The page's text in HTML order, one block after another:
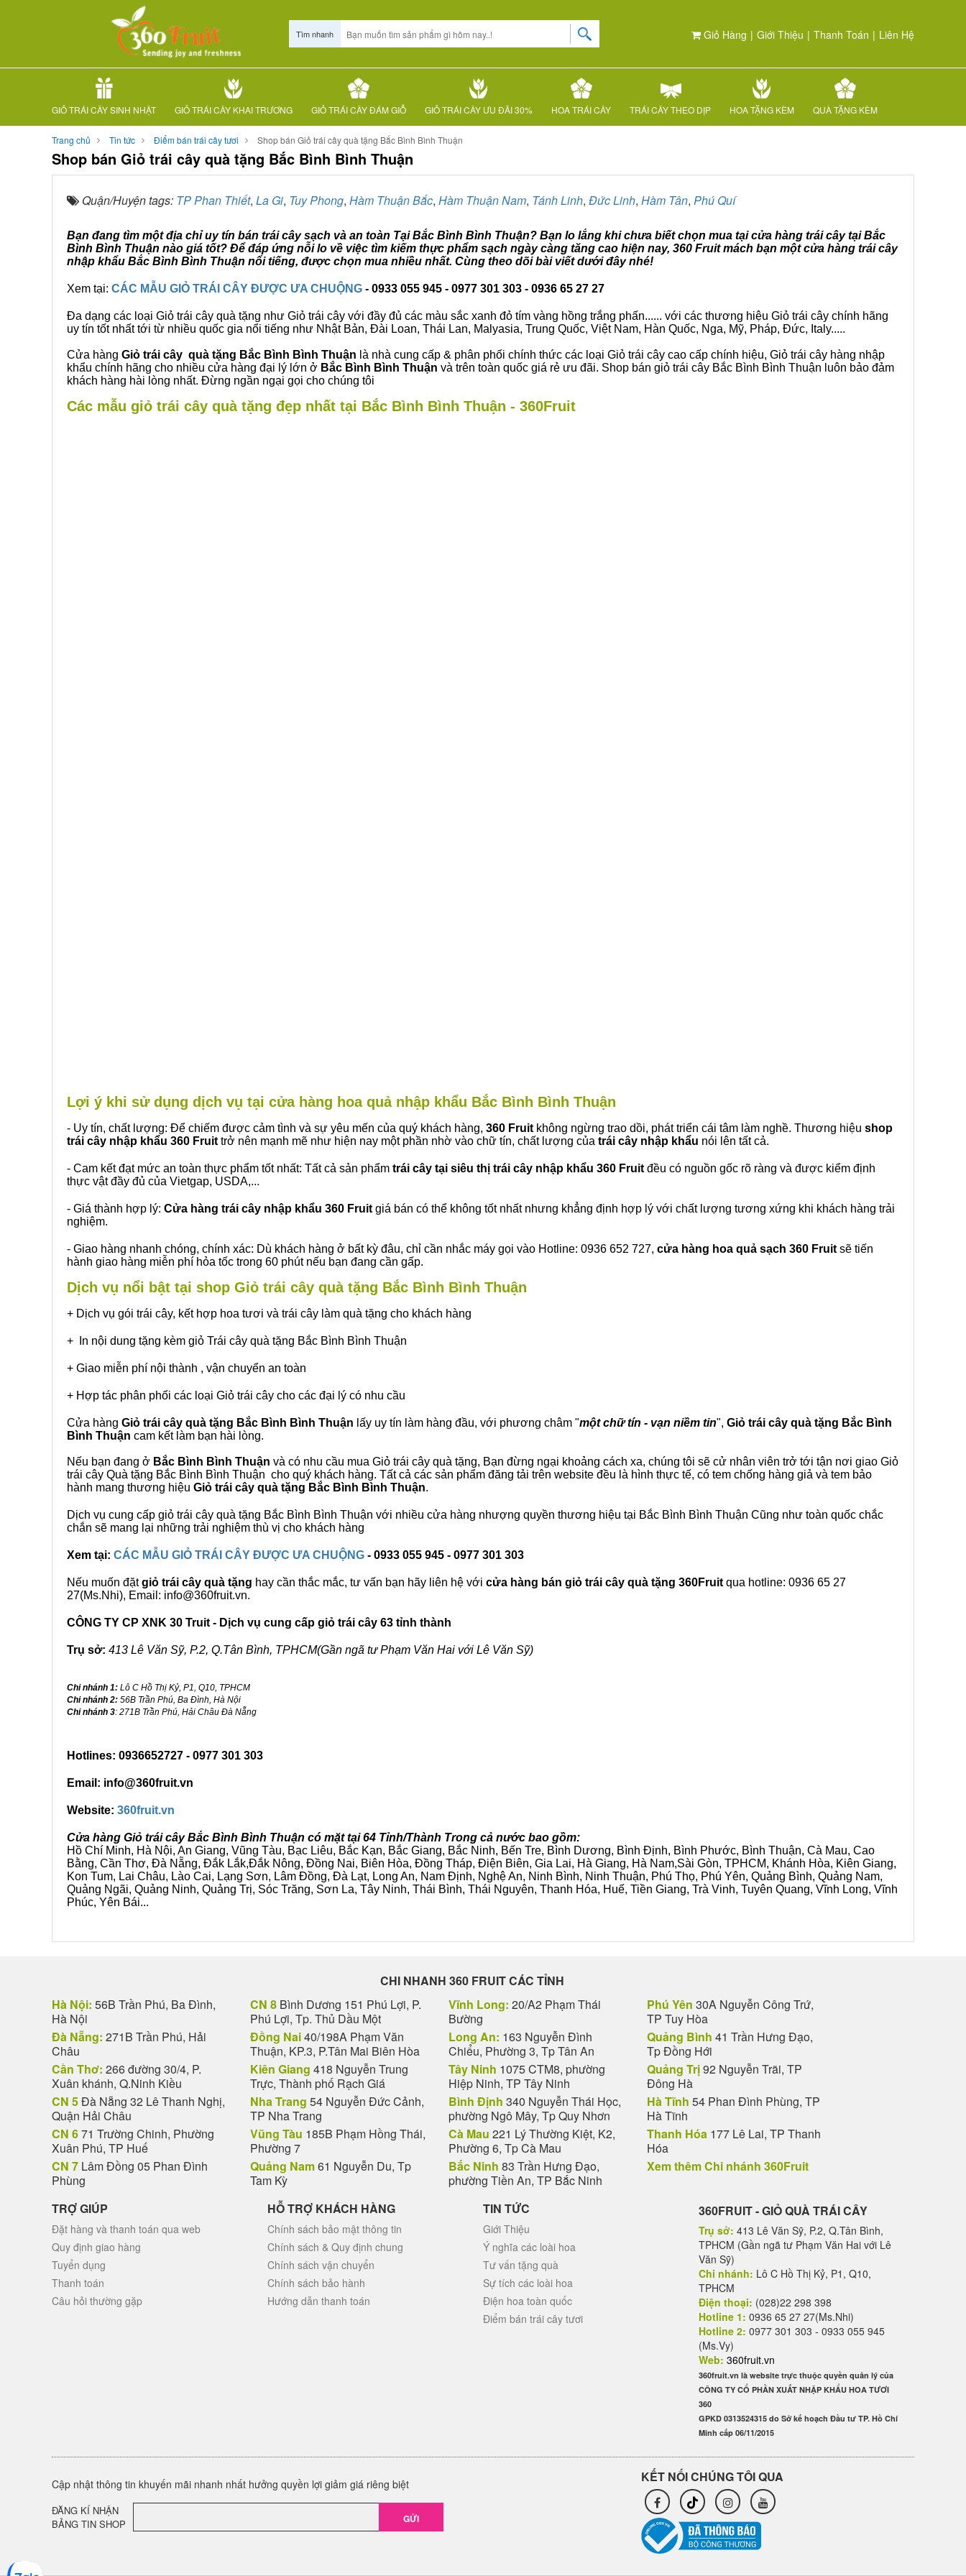
Giỏ Hàng | Giới Thiệu | Thanh Toán | Liên Hệ
Tìm nhanh
GIỎ TRÁI CÂY SINH NHẬT GIỎ TRÁI CÂY KHAI TRƯƠNG GIỎ TRÁI CÂY ĐÁM GIỖ GIỎ TRÁI CÂY ƯU ĐÃI 30% HOA TRÁI CÂY TRÁI CÂY THEO DỊP HOA TẶNG KÈM QUÀ TẶNG KÈM
Trang chủ Tin tức Điểm bán trái cây tươi Shop bán Giỏ trái cây quà tặng Bắc Bình Bình Thuận
Shop bán Giỏ trái cây quà tặng Bắc Bình Bình Thuận
Quận/Huyện tags: TP Phan Thiết, La Gi, Tuy Phong, Hàm Thuận Bắc, Hàm Thuận Nam, Tánh Linh, Đức Linh, Hàm Tân, Phú Quí
Bạn đang tìm một địa chỉ uy tín bán trái cây sạch và an toàn Tại Bắc Bình Bình Thuận? Bạn lo lắng khi chưa biết chọn mua tại cửa hàng trái cây tại Bắc
Bình Bình Thuận nào giá tốt? Để đáp ứng nỗi lo về việc tìm kiếm thực phẩm sạch ngày càng tăng cao hiện nay, 360 Fruit mách bạn một cửa hàng trái cây
nhập khẩu Bắc Bình Bình Thuận nổi tiếng, được chọn mua nhiều nhất. Cùng theo dõi bài viết dưới đây nhé!
Xem tại: CÁC MẪU GIỎ TRÁI CÂY ĐƯỢC ƯA CHUỘNG - 0933 055 945 - 0977 301 303 - 0936 65 27 27
Đa dạng các loại Giỏ trái cây quà tặng như Giỏ trái cây với đầy đủ các màu sắc xanh đỏ tím vàng hồng trắng phấn...... với các thương hiệu Giỏ trái cây chính hãng
uy tín tốt nhất tới từ nhiều quốc gia nổi tiếng như Nhật Bản, Đài Loan, Thái Lan, Malyasia, Trung Quốc, Việt Nam, Hàn Quốc, Nga, Mỹ, Pháp, Đức, Italy.....
Cửa hàng Giỏ trái cây quà tặng Bắc Bình Bình Thuận là nhà cung cấp & phân phối chính thức các loại Giỏ trái cây cao cấp chính hiệu, Giỏ trái cây hàng nhập
khẩu chính hãng cho nhiều cửa hàng đại lý lớn ở Bắc Bình Bình Thuận và trên toàn quốc giá rẻ ưu đãi. Shop bán giỏ trái cây Bắc Bình Bình Thuận luôn bảo đảm
khách hàng hài lòng nhất. Đừng ngần ngại gọi cho chúng tôi
Các mẫu giỏ trái cây quà tặng đẹp nhất tại Bắc Bình Bình Thuận - 360Fruit
Lợi ý khi sử dụng dịch vụ tại cửa hàng hoa quả nhập khẩu Bắc Bình Bình Thuận
- Uy tín, chất lượng: Để chiếm được cảm tình và sự yêu mến của quý khách hàng, 360 Fruit không ngừng trao dồi, phát triển cái tâm làm nghề. Thương hiệu shop
trái cây nhập khẩu 360 Fruit trở nên mạnh mẽ như hiện nay một phần nhờ vào chữ tín, chất lượng của trái cây nhập khẩu nói lên tất cả.
- Cam kết đạt mức an toàn thực phẩm tốt nhất: Tất cả sản phẩm trái cây tại siêu thị trái cây nhập khẩu 360 Fruit đều có nguồn gốc rõ ràng và được kiểm định
thực vật đầy đủ của Vietgap, USDA,...
- Giá thành hợp lý: Cửa hàng trái cây nhập khẩu 360 Fruit giá bán có thể không tốt nhất nhưng khẳng định hợp lý với chất lượng tương xứng khi khách hàng trải
nghiệm.
- Giao hàng nhanh chóng, chính xác: Dù khách hàng ở bất kỳ đâu, chỉ cần nhắc máy gọi vào Hotline: 0936 652 727, cửa hàng hoa quả sạch 360 Fruit sẽ tiến
hành giao hàng miễn phí hỏa tốc trong 60 phút nếu bạn đang cần gấp.
Dịch vụ nổi bật tại shop Giỏ trái cây quà tặng Bắc Bình Bình Thuận
+ Dịch vụ gói trái cây, kết hợp hoa tươi và trái cây làm quà tặng cho khách hàng
+ In nội dung tặng kèm giỏ Trái cây quà tặng Bắc Bình Bình Thuận
+ Giao miễn phí nội thành , vận chuyển an toàn
+ Hợp tác phân phối các loại Giỏ trái cây cho các đại lý có nhu cầu
Cửa hàng Giỏ trái cây quà tặng Bắc Bình Bình Thuận lấy uy tín làm hàng đầu, với phương châm "một chữ tín - vạn niềm tin", Giỏ trái cây quà tặng Bắc Bình
Bình Thuận cam kết làm bạn hài lòng.
Nếu bạn đang ở Bắc Bình Bình Thuận và có nhu cầu mua Giỏ trái cây quà tặng, Bạn đừng ngại khoảng cách xa, chúng tôi sẽ cử nhân viên trở tới tận nơi giao Giỏ
trái cây Quà tặng Bắc Bình Bình Thuận cho quý khách hàng. Tất cả các sản phẩm đăng tải trên website đều là hình thực tế, có tem chống hàng giả và tem bảo
hành mang thương hiệu Giỏ trái cây quà tặng Bắc Bình Bình Thuận.
Dịch vụ cung cấp giỏ trái cây quà tặng Bắc Bình Bình Thuận với nhiều cửa hàng nhượng quyền thương hiệu tại Bắc Bình Bình Thuận Cũng như toàn quốc chắc
chắn sẽ mang lại những trải nghiệm thù vị cho khách hàng
Xem tại: CÁC MẪU GIỎ TRÁI CÂY ĐƯỢC ƯA CHUỘNG - 0933 055 945 - 0977 301 303
Nếu muốn đặtgiỏ trái cây quà tặng hay cần thắc mắc, tư vấn bạn hãy liên hệ với cửa hàng bán giỏ trái cây quà tặng 360Fruit qua hotline: 0936 65 27
27(Ms.Nhi), Email: info@360fruit.vn.
CÔNG TY CP XNK 30 Truit - Dịch vụ cung cấp giỏ trái cây 63 tỉnh thành
Trụ sở: 413 Lê Văn Sỹ, P.2, Q.Tân Bình, TPHCM(Gần ngã tư Phạm Văn Hai với Lê Văn Sỹ)
Chi nhánh 1: Lô C Hồ Thị Kỷ, P1, Q10, TPHCM
Chi nhánh 2: 56B Trần Phú, Ba Đình, Hà Nội
Chi nhánh 3: 271B Trần Phú, Hải Châu Đà Nẵng
Hotlines: 0936652727 - 0977 301 303
Email: info@360fruit.vn
Website: 360fruit.vn
Cửa hàng Giỏ trái cây Bắc Bình Bình Thuận có mặt tại 64 Tỉnh/Thành Trong cả nước bao gồm:
Hồ Chí Minh, Hà Nội, An Giang, Vũng Tàu, Bạc Liêu, Bắc Kạn, Bắc Giang, Bắc Ninh, Bến Tre, Bình Dương, Bình Định, Bình Phước, Bình Thuận, Cà Mau, Cao
Bằng, Cần Thơ, Đà Nẵng, Đắk Lắk,Đắk Nông, Đồng Nai, Biên Hòa, Đồng Tháp, Điện Biên, Gia Lai, Hà Giang, Hà Nam,Sài Gòn, TPHCM, Khánh Hòa, Kiên Giang,
Kon Tum, Lai Châu, Lào Cai, Lạng Sơn, Lâm Đồng, Đà Lạt, Long An, Nam Định, Nghệ An, Ninh Bình, Ninh Thuận, Phú Thọ, Phú Yên, Quảng Bình, Quảng Nam,
Quảng Ngãi, Quảng Ninh, Quảng Trị, Sóc Trăng, Sơn La, Tây Ninh, Thái Bình, Thái Nguyên, Thanh Hóa, Huế, Tiền Giang, Trà Vinh, Tuyên Quang, Vĩnh Long, Vĩnh
Phúc, Yên Bái...
CHI NHANH 360 FRUIT CÁC TỈNH
Hà Nội: 56B Trần Phú, Ba Đình,
Hà Nội
Đà Nẵng: 271B Trần Phú, Hải
Châu
Cần Thơ: 266 đường 30/4, P.
Xuân khánh, Q.Ninh Kiều
CN 5Đà Nẵng 32 Lê Thanh Nghị,
Quận Hải Châu
CN 671 Trường Chinh, Phường
Xuân Phú, TP Huế
CN 7 Lâm Đồng 05 Phan Đình
Phùng
CN 8 Bình Dương 151 Phú Lợi, P.
Phú Lợi, Tp. Thủ Dầu Một
Đồng Nai40/198A Phạm Văn
Thuận, KP.3, P.Tân Mai Biên Hòa
Kiên Giang 418 Nguyễn Trung
Trực, Thành phố Rạch Giá
Nha Trang 54 Nguyễn Đức Cảnh,
TP Nha Trang
Vũng Tàu 185B Phạm Hồng Thái,
Phường 7
Quảng Nam61 Nguyễn Du, Tp
Tam Kỳ
Vĩnh Long: 20/A2 Phạm Thái
Bường
Long An: 163 Nguyễn Đình
Chiểu, Phường 3, Tp Tân An
Tây Ninh 1075 CTM8, phường
Hiệp Ninh, TP Tây Ninh
Bình Định 340 Nguyễn Thái Học,
phường Ngô Mây, Tp Quy Nhơn
Cà Mau 221 Lý Thường Kiệt, K2,
Phường 6, Tp Cà Mau
Bắc Ninh 83 Trần Hưng Đạo,
phường Tiền An, TP Bắc Ninh
Phú Yên 30A Nguyễn Công Trứ,
TP Tuy Hòa
Quảng Bình 41 Trần Hưng Đạo,
Tp Đồng Hới
Quảng Trị92 Nguyễn Trãi, TP
Đông Hà
Hà Tĩnh 54 Phan Đình Phùng, TP
Hà Tĩnh
Thanh Hóa 177 Lê Lai, TP Thanh
Hóa
Xem thêm Chi nhánh 360Fruit
TRỢ GIÚP
Đặt hàng và thanh toán qua web
Quy định giao hàng
Tuyển dụng
Thanh toán
Câu hỏi thường gặp
HỖ TRỢ KHÁCH HÀNG
Chính sách bảo mật thông tin
Chính sách & Quy định chung
Chính sách vận chuyển
Chính sách bảo hành
Hướng dẫn thanh toán
TIN TỨC
Giới Thiệu
Ý nghĩa các loài hoa
Tư vấn tặng quà
Sự tích các loài hoa
Điện hoa toàn quốc
Điểm bán trái cây tươi
360FRUIT - GIỎ QUÀ TRÁI CÂY
Trụ sở: 413 Lê Văn Sỹ, P.2, Q.Tân Bình,
TPHCM (Gần ngã tư Phạm Văn Hai với Lê
Văn Sỹ)
Chi nhánh: Lô C Hồ Thị Kỷ, P1, Q10,
TPHCM
Điện thoại: (028)22 298 398
Hotline 1: 0936 65 27 27(Ms.Nhi)
Hotline 2: 0977 301 303 - 0933 055 945
(Ms.Vy)
Web: 360fruit.vn
360fruit.vn là website trực thuộc quyền quản lý của
CÔNG TY CỔ PHẦN XUẤT NHẬP KHẨU HOA TƯƠI
360
GPKD 0313524315 do Sở kế hoạch Đầu tư TP. Hồ Chí
Minh cấp 06/11/2015
Cập nhật thông tin khuyến mãi nhanh nhất hưởng quyền lợi giảm giá riêng biệt
ĐĂNG KÍ NHẬN
BẢNG TIN SHOP
GỬI
KẾT NỐI CHÚNG TÔI QUA